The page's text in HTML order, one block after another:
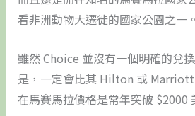
看非洲動物大遷徙的國家公園之一。
雖然 Choice 並沒有一個明確的兌
是，一定會比其 Hilton 或
在馬賽馬拉價格是常年突破 $2000